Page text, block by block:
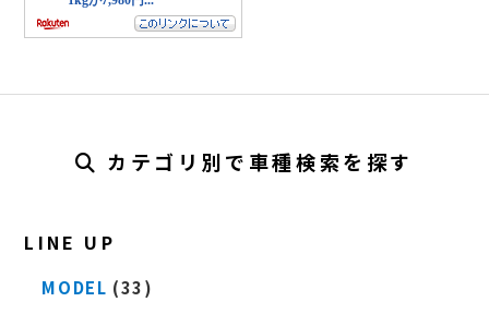
カテゴリ別で車種検索を探す
LINE UP
MODEL (33)